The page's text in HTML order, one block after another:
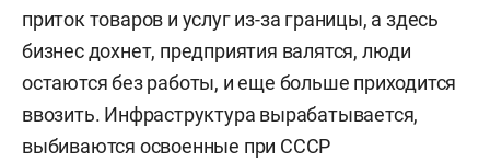
приток товаров и услуг из-за границы, а здесь
бизнес дохнет, предприятия валятся, люди
остаются без работы, и еще больше приходится
ввозить. Инфраструктура вырабатывается,
выбиваются освоенные при СССР